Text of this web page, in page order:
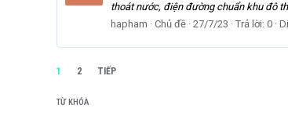
thoát nước, điện đường chuẩn khu đô
hapham
Chủ đề 27/7/23 Trả lời: 0
1 2 TIẾP
TỪ KHÓA